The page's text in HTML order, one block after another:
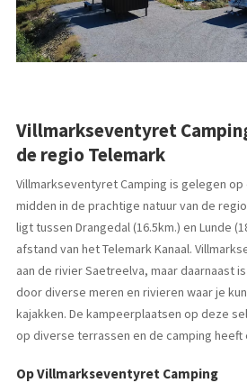
Villmarkseventyret
de regio Telemark
Villmarkseventyret Camping is gelegen
midden in de prachtige natuur van de
ligt tussen Drangedal (16.5km.) en Lunde
afstand van het Telemark Kanaal.
aan de rivier Saetreelva, maar daarnaast
door diverse meren en rivieren waar je
kajakken. De kampeerplaatsen op deze
op diverse terrassen en de camping heeft
Op Villmarkseventyret Camping